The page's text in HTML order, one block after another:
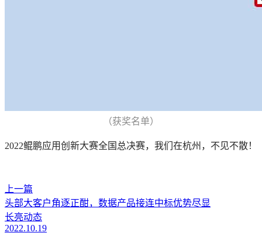
（获奖名单）
2022鲲鹏应用创新大赛全国总决赛，我们在杭州，不见不散！
上一篇
头部大客户角逐正酣，数据产品接连中标优势尽显
长亮动态
2022.10.19